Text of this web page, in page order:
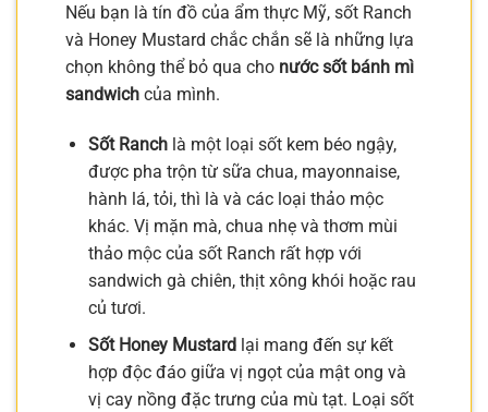
Nếu bạn là tín đồ của ẩm thực Mỹ, sốt Ranch
và Honey Mustard chắc chắn sẽ là những lựa
chọn không thể bỏ qua cho nước sốt bánh mì
sandwich của mình.
Sốt Ranchlà một loại sốt kem béo ngậy,
được pha trộn từ sữa chua, mayonnaise,
hành lá, tỏi, thì là và các loại thảo mộc
khác. Vị mặn mà, chua nhẹ và thơm mùi
thảo mộc của sốt Ranch rất hợp với
sandwich gà chiên, thịt xông khói hoặc rau
củ tươi.
Sốt Honey Mustardlại mang đến sự kết
hợp độc đáo giữa vị ngọt của mật ong và
vị cay nồng đặc trưng của mù tạt. Loại sốt